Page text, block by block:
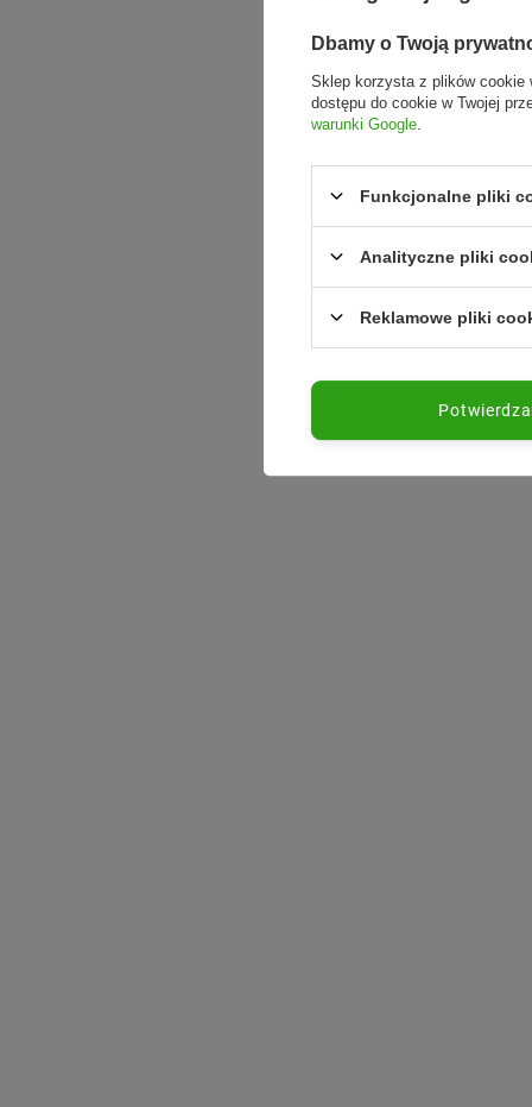
Dbamy o Twoją
Sklep korzysta z plików cookie
dostępu do cookie w Twojej
warunki Google
Funkcjonalne pliki
Analityczne pliki
Reklamowe pliki